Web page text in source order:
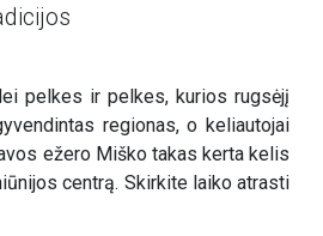
pelkes ir pelkes, kurios rugsėjį
regionas, o keliautojai
ežero Miško takas kerta kelis
centrą. Skirkite laiko atrasti